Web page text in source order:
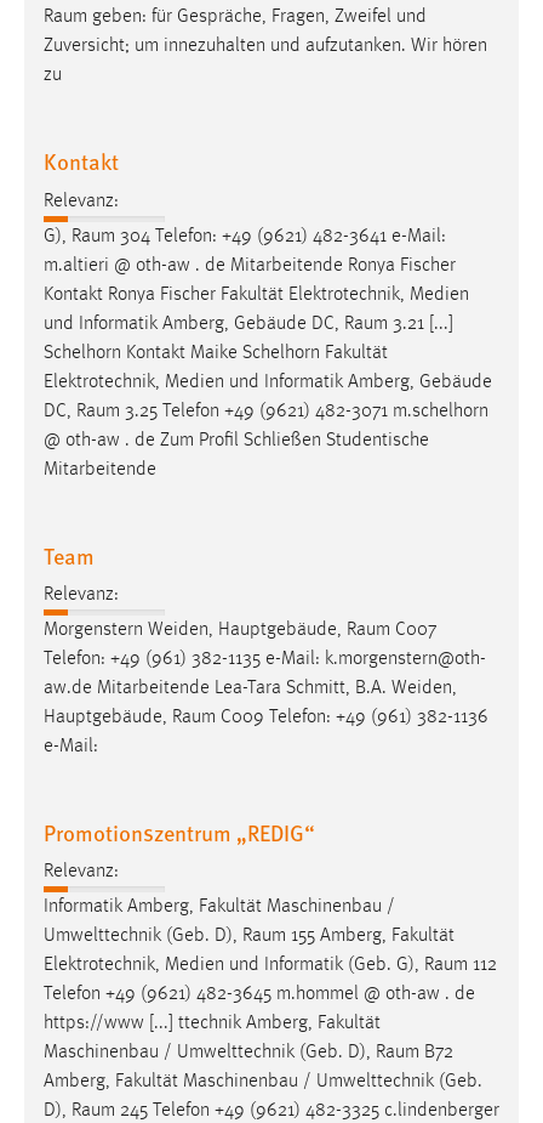
Raum geben: für Gespräche, Fragen, Zweifel und
Zuversicht; um innezuhalten und aufzutanken. Wir hören
zu
Kontakt
Relevanz:
G), Raum 304 Telefon: +49 (9621) 482-3641 e-Mail:
m.altieri @ oth-aw . de Mitarbeitende Ronya Fischer
Kontakt Ronya Fischer Fakultät Elektrotechnik, Medien
und Informatik Amberg, Gebäude DC, Raum 3.21 [...]
Schelhorn Kontakt Maike Schelhorn Fakultät
Elektrotechnik, Medien und Informatik Amberg, Gebäude
DC, Raum 3.25 Telefon +49 (9621) 482-3071 m.schelhorn
@ oth-aw . de Zum Profil Schließen Studentische
Mitarbeitende
Team
Relevanz:
Morgenstern Weiden, Hauptgebäude, Raum C007
Telefon: +49 (961) 382-1135 e-Mail: k.morgenstern@oth-
aw.de Mitarbeitende Lea-Tara Schmitt, B.A. Weiden,
Hauptgebäude, Raum C009 Telefon: +49 (961) 382-1136
e-Mail:
Promotionszentrum „REDIG“
Relevanz:
Informatik Amberg, Fakultät Maschinenbau /
Umwelttechnik (Geb. D), Raum 155 Amberg, Fakultät
Elektrotechnik, Medien und Informatik (Geb. G), Raum 112
Telefon +49 (9621) 482-3645 m.hommel @ oth-aw . de
https://www [...] ttechnik Amberg, Fakultät
Maschinenbau / Umwelttechnik (Geb. D), Raum B72
Amberg, Fakultät Maschinenbau / Umwelttechnik (Geb.
D), Raum 245 Telefon +49 (9621) 482-3325 c.lindenberger